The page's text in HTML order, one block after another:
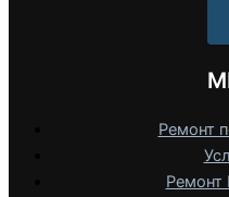
Ремонт
Ремонт